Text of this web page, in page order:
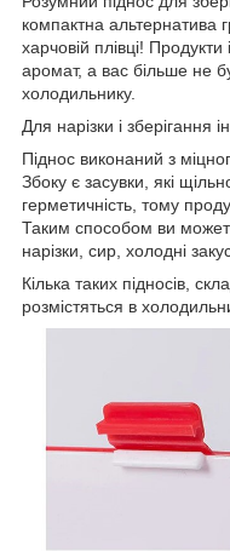
компактна альтернатива
харчовій плівці! Продукти
аромат, а вас більше не
холодильнику.
Для нарізки і зберігання
Піднос виконаний з
Збоку є засувки, які
герметичність, тому
Таким способом ви
нарізки, сир, холодні
Кілька таких підносів,
розмістяться в